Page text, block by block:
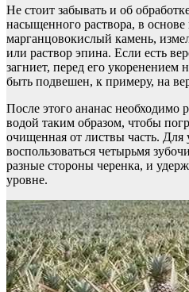
Не стоит забывать и об
насыщенного раствора, в основе
марганцовокислый камень,
или раствор эпина. Если есть
загниет, перед его укоренением
быть подвешен, к примеру, на
После этого ананас необходимо
водой таким образом, чтобы
очищенная от листвы часть.
воспользоваться четырьмя
разные стороны черенка, и
уровне.